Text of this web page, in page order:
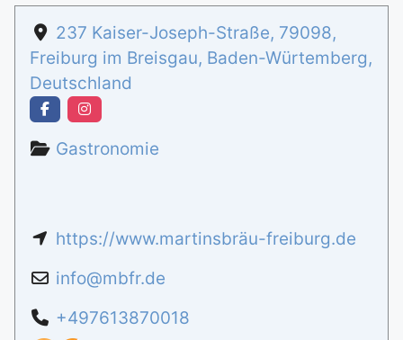
237 Kaiser-Joseph-Straße, 79098,
Freiburg im Breisgau, Baden-Würtemberg,
Deutschland
Gastronomie
https://www.martinsbräu-freiburg.de
info@mbfr.de
+497613870018